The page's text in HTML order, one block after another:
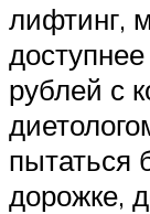
лифтинг,
рублей с
пытаться
дорожке,